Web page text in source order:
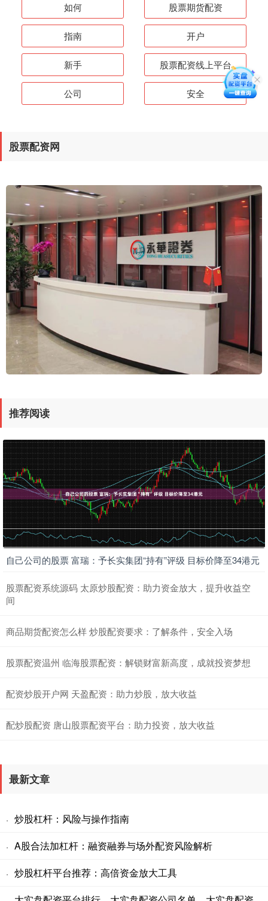
如何 股票期货配资
指南 开户
新手 股票配资线上平台
公司 安全
股票配资网
推荐阅读
自己公司的股票 富瑞：予长实集团“持有”评级 目标价降至34港元
股票配资系统源码 太原炒股配资：助力资金放大，提升收益空
间
商品期货配资怎么样 炒股配资要求：了解条件，安全入场
股票配资温州 临海股票配资：解锁财富新高度，成就投资梦想
配资炒股开户网 天盈配资：助力炒股，放大收益
配炒股配资 唐山股票配资平台：助力投资，放大收益
最新文章
· 炒股杠杆：风险与操作指南
· A股合法加杠杆：融资融券与场外配资风险解析
· 炒股杠杆平台推荐：高倍资金放大工具